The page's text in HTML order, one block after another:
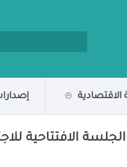
الاقتصادية
الافتتاحية